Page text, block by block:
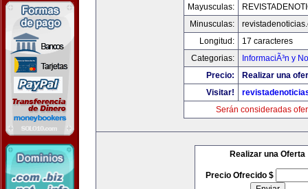
Mayusculas:
Minusculas:
Longitud:
17 caracteres
Categorias:
InformaciÃ³n y
Precio:
Realizar una
Visitar!
Serán consideradas
Realizar una Oferta
Precio Ofrecido $